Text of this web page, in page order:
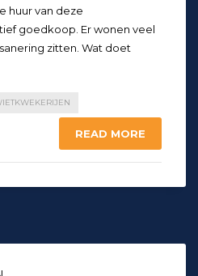
huur van deze
goedkoop. Er wonen veel
zitten. Wat doet
READ MORE